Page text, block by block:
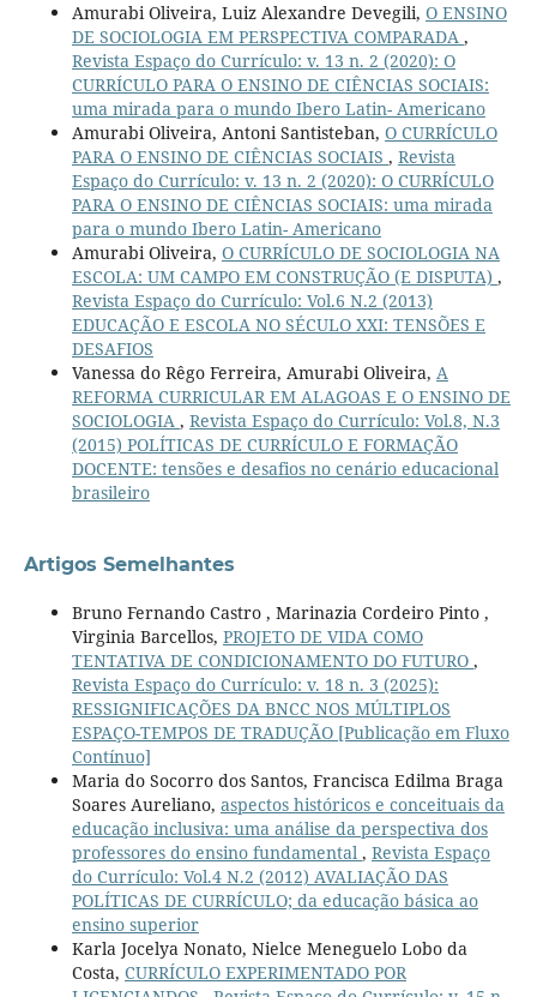
Amurabi Oliveira, Luiz Alexandre Devegili, O ENSINO
DE SOCIOLOGIA EM PERSPECTIVA COMPARADA ,
Revista Espaço do Currículo: v. 13 n. 2 (2020): O
CURRÍCULO PARA O ENSINO DE CIÊNCIAS SOCIAIS:
uma mirada para o mundo Ibero Latin- Americano
Amurabi Oliveira, Antoni Santisteban, O CURRÍCULO
PARA O ENSINO DE CIÊNCIAS SOCIAIS , Revista
Espaço do Currículo: v. 13 n. 2 (2020): O CURRÍCULO
PARA O ENSINO DE CIÊNCIAS SOCIAIS: uma mirada
para o mundo Ibero Latin- Americano
Amurabi Oliveira, O CURRÍCULO DE SOCIOLOGIA NA
ESCOLA: UM CAMPO EM CONSTRUÇÃO (E DISPUTA) ,
Revista Espaço do Currículo: Vol.6 N.2 (2013)
EDUCAÇÃO E ESCOLA NO SÉCULO XXI: TENSÕES E
DESAFIOS
Vanessa do Rêgo Ferreira, Amurabi Oliveira, A
REFORMA CURRICULAR EM ALAGOAS E O ENSINO DE
SOCIOLOGIA , Revista Espaço do Currículo: Vol.8, N.3
(2015) POLÍTICAS DE CURRÍCULO E FORMAÇÃO
DOCENTE: tensões e desafios no cenário educacional
brasileiro
Artigos Semelhantes
Bruno Fernando Castro , Marinazia Cordeiro Pinto ,
Virginia Barcellos, PROJETO DE VIDA COMO
TENTATIVA DE CONDICIONAMENTO DO FUTURO ,
Revista Espaço do Currículo: v. 18 n. 3 (2025):
RESSIGNIFICAÇÕES DA BNCC NOS MÚLTIPLOS
ESPAÇO-TEMPOS DE TRADUÇÃO [Publicação em Fluxo
Contínuo]
Maria do Socorro dos Santos, Francisca Edilma Braga
Soares Aureliano, aspectos históricos e conceituais da
educação inclusiva: uma análise da perspectiva dos
professores do ensino fundamental , Revista Espaço
do Currículo: Vol.4 N.2 (2012) AVALIAÇÃO DAS
POLÍTICAS DE CURRÍCULO; da educação básica ao
ensino superior
Karla Jocelya Nonato, Nielce Meneguelo Lobo da
Costa, CURRÍCULO EXPERIMENTADO POR